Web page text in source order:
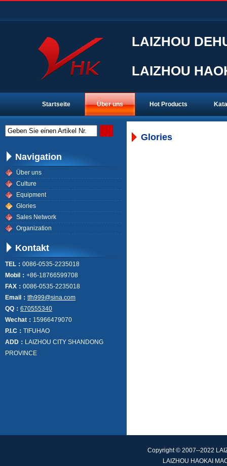
LAIZHOU
LAIZHOU
Startseite Über uns Hot Products
Glories
Geben Sie einen Artikel Nr.
Navigation
Über uns
Culture
Equipment
Glories
Sales Network
Organization
Kontakt
TEL： 0086-0535-2235018
Mobil： +86-18766599708
FAX： 0086-0535-2235018
Email： tfh999@sina.com
QQ： 670555340
Wechat： 15966479070
P.I.C： TIFUHAO
ADD： LAIZHOU CITY SHANDONG
PROVINCE
Copyright © 2007--2022
LAIZHOU HAOKAI